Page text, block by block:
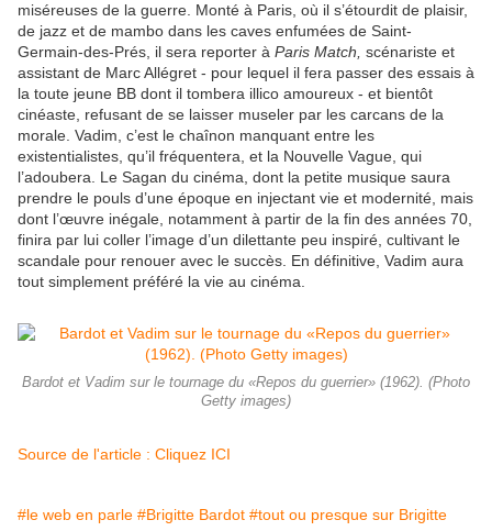
miséreuses de la guerre. Monté à Paris, où il s’étourdit de plaisir,
de jazz et de mambo dans les caves enfumées de Saint-
Germain-des-Prés, il sera reporter à Paris Match, scénariste et
assistant de Marc Allégret - pour lequel il fera passer des essais à
la toute jeune BB dont il tombera illico amoureux - et bientôt
cinéaste, refusant de se laisser museler par les carcans de la
morale. Vadim, c’est le chaînon manquant entre les
existentialistes, qu’il fréquentera, et la Nouvelle Vague, qui
l’adoubera. Le Sagan du cinéma, dont la petite musique saura
prendre le pouls d’une époque en injectant vie et modernité, mais
dont l’œuvre inégale, notamment à partir de la fin des années 70,
finira par lui coller l’image d’un dilettante peu inspiré, cultivant le
scandale pour renouer avec le succès. En définitive, Vadim aura
tout simplement préféré la vie au cinéma.
Bardot et Vadim sur le tournage du «Repos du guerrier» (1962). (Photo
Getty images)
Source de l'article : Cliquez ICI
#le web en parle #Brigitte Bardot #tout ou presque sur Brigitte